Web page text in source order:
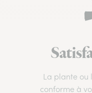
La plante ou
conforme à